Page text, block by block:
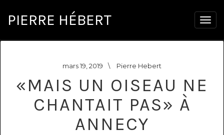
PIERRE HÉBERT
mars 19, 2019 \ Pierre Hebert
«MAIS UN OISEAU NE
CHANTAIT PAS» À
ANNECY